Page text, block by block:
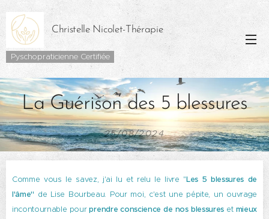
Christelle Nicolet-Thérapie
Pyschopraticienne Certifiée
La Guérison des 5 blessures
25/08/2024
Comme vous le savez, j'ai lu et relu le livre "Les 5 blessures de
l'âme" de Lise Bourbeau. Pour moi, c'est une pépite, un ouvrage
incontournable pourprendre conscience de nos blessures et mieux